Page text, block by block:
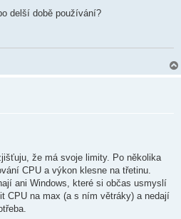
delší době používání?
že má svoje limity. Po několika
CPU a výkon klesne na třetinu.
ani Windows, které si občas usmyslí
CPU na max (a s ním větráky) a nedají